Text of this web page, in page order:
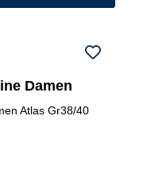
Damen
Atlas Gr38/40